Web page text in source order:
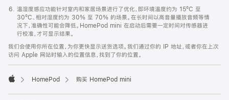
温湿度感应功能针对室内和家居场景进行了优化，即环境温度约为 15ºC 至
30ºC、相对湿度约为 30% 至 70% 的场景。在长时间以高音量播放音频等情
况下，准确性可能会降低。HomePod mini 在启动后需要一定时间对传感器进
行校准，才可显示结果。
我们会使用你所在位置，为你更快显示送货选项。我们通过你的 IP 地址，或者你在上次
访问 Apple 网站时输入的位置信息，找到了你的位置。
HomePod 购买 HomePod mini